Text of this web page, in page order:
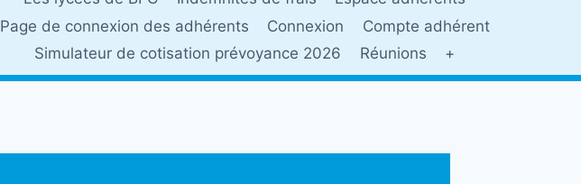
Page de connexion des adhérents
Connexion
Compte adhérent
Simulateur de cotisation prévoyance 2026
Réunions +